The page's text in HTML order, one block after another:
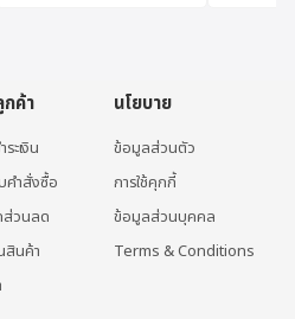
ค้า
ะเงิน
คำสั่งซื้อ
ส่วนลด
สินค้า
นโยบาย
ข้อมูลส่วนตัว
การใช้คุกกี้
ข้อมูลส่วนบุคคล
Terms & Conditions